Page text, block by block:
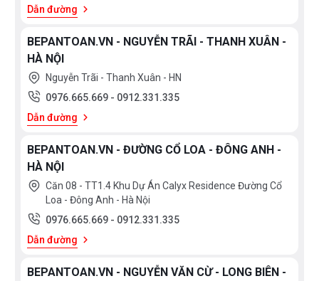
Dẫn đường
BEPANTOAN.VN - NGUYỄN TRÃI - THANH XUÂN -
HÀ NỘI
Nguyễn Trãi - Thanh Xuân - HN
0976.665.669 - 0912.331.335
Dẫn đường
BEPANTOAN.VN - ĐƯỜNG CỔ LOA - ĐÔNG ANH -
HÀ NỘI
Căn 08 - TT1.4 Khu Dự Án Calyx Residence Đường Cổ
Loa - Đông Anh - Hà Nội
0976.665.669 - 0912.331.335
Dẫn đường
BEPANTOAN.VN - NGUYỄN VĂN CỪ - LONG BIÊN -